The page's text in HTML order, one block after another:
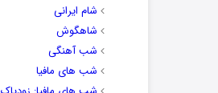
شام ایرانی
شاهگوش
شب آهنگی
شب های مافیا